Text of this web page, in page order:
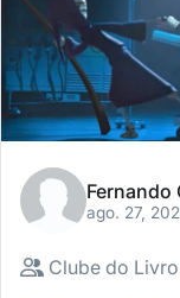
Fernando
ago. 27,
Clube do